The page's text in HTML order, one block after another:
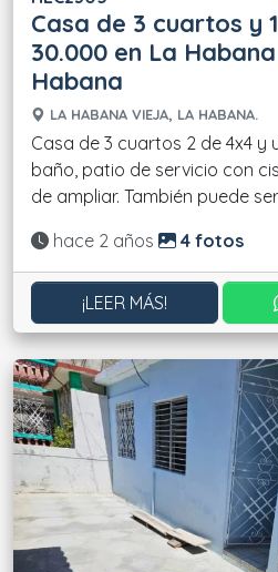
Casa de 3 cuartos y
30.000 en La
Habana
LA HABANA VIEJA, LA HABANA.
Casa de 3 cuartos 2 de 4x4 y
baño, patio de servicio con
de ampliar. También puede
Actualizado:
hace 2 años 4 fotos
¡LEER MÁS!